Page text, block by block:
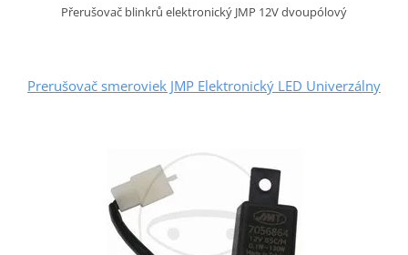
Přerušovač blinkrů elektronický JMP 12V dvoupólový
Prerušovač smeroviek JMP Elektronický LED Univerzálny